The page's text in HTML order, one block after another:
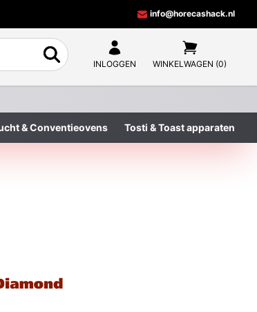
info@horecashack.nl
INLOGGEN WINKELWAGEN (0)
& Conventieovens Tosti & Toast apparaten